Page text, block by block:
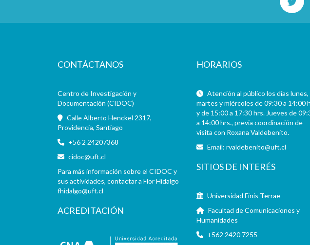
CONTÁCTANOS
Centro de Investigación y
Documentación (CIDOC)
Calle Alberto Henckel 2317,
Providencia, Santiago
+56 2 24207368
cidoc@uft.cl
Para más información sobre el CIDOC y
sus actividades, contactar a Flor Hidalgo
fhidalgo@uft.cl
ACREDITACIÓN
HORARIOS
Atención al público los días lunes,
martes y miércoles de 09:30 a 14:00
y de 15:00 a 17:30 hrs. Jueves de
a 14:00 hrs., previa coordinación de
visita con Roxana Valdebenito.
Email:rvaldebenito@uft.cl
SITIOS DE INTERÉS
Universidad Finis Terrae
Facultad de Comunicaciones y
Humanidades
+562 2420 7255